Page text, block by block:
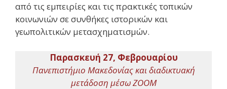
από τις εμπειρίες και τις πρακτικές τοπικών
κοινωνιών σε συνθήκες ιστορικών και
γεωπολιτικών μετασχηματισμών.
Παρασκευή 27, Φεβρουαρίου
Πανεπιστήμιο Μακεδονίας και διαδικτυακή
μετάδοση μέσω ZOOM